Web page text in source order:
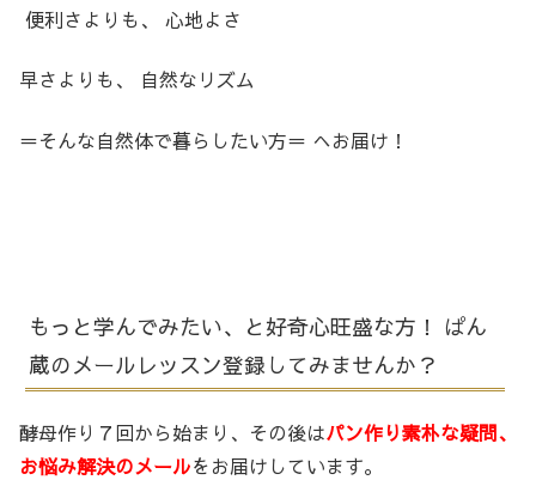
便利さよりも、 心地よさ
早さよりも、 自然なリズム
＝そんな自然体で暮らしたい方＝ へお届け！
もっと学んでみたい、と好奇心旺盛な方！ ぱん
蔵のメールレッスン登録してみませんか？
酵母作り７回から始まり、その後はパン作り素朴な疑問、
お悩み解決のメールをお届けしています。